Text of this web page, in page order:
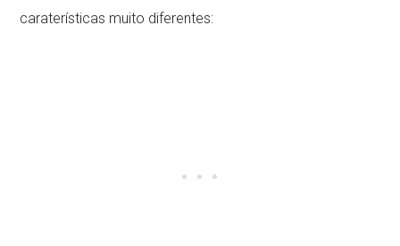
caraterísticas muito diferentes: